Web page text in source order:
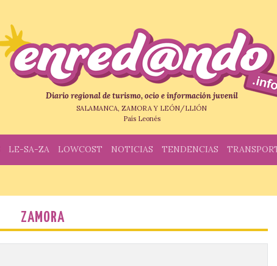
Diario regional de turismo, ocio e información juvenil
SALAMANCA, ZAMORA Y LEÓN/LLIÓN
País Leonés
LE-SA-ZA LOWCOST NOTICIAS TENDENCIAS
ZAMORA